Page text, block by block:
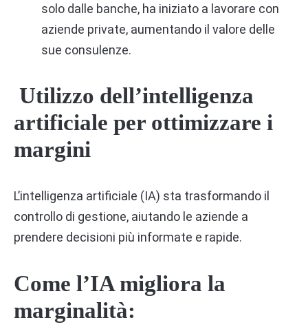
solo dalle banche, ha iniziato a lavorare con
aziende private, aumentando il valore delle
sue consulenze.
Utilizzo dell’intelligenza
artificiale per ottimizzare i
margini
L’intelligenza artificiale (IA) sta trasformando il
controllo di gestione, aiutando le aziende a
prendere decisioni più informate e rapide.
Come l’IA migliora la
marginalità: